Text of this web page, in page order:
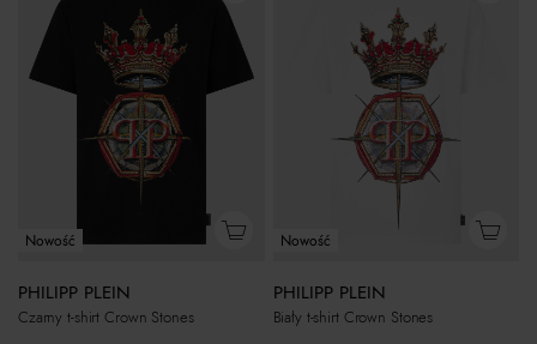
Nowość
PHILIPP PLEIN
Czarny t-shirt Crown Stones
Nowość
PHILIPP PLEIN
Biały t-shirt Crown Stones